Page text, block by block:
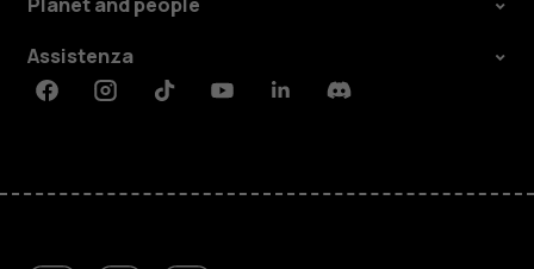
Planet and people
Assistenza
FacebookInstagramTiktokYoutubeLinkedinDiscord